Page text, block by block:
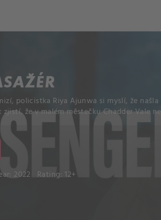
policistka Riya Ajunwa si myslí, že
zjistí, že v malém městečku Chadder Vale
2022 Rating: 12+